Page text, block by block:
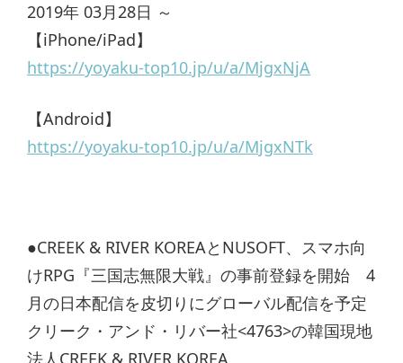
2019年 03月28日 ～
【iPhone/iPad】
https://yoyaku-top10.jp/u/a/MjgxNjA
【Android】
https://yoyaku-top10.jp/u/a/MjgxNTk
●CREEK & RIVER KOREAとNUSOFT、スマホ向
けRPG『三国志無限大戦』の事前登録を開始 4
月の日本配信を皮切りにグローバル配信を予定
クリーク・アンド・リバー社<4763>の韓国現地
法人CREEK & RIVER KOREA